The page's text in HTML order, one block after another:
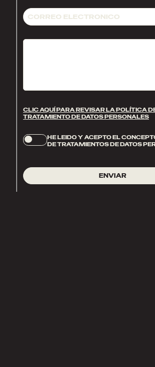
CLIC AQUÍ PARA REVISAR LA POLÍTICA
TRATAMIENTO DE DATOS PERSONALES
HE LEIDO Y ACEPTO EL
DE TRATAMIENTOS DE DATOS
ENVIAR